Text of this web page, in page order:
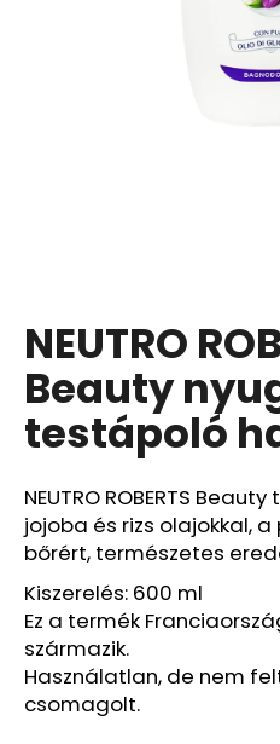
NEUTRO
Beauty
testápoló
NEUTRO ROBERTS
jojoba és rizs olajokkal,
bőrért, természetes
Kiszerelés: 600 ml
Ez a termék
származik.
Használatlan, de nem
csomagolt.
GOPRO
ÚJRATÖLTHETŐ
AKKUMULÁTOR
ENDURO
8
400
Korábbi:
11
760
Ft